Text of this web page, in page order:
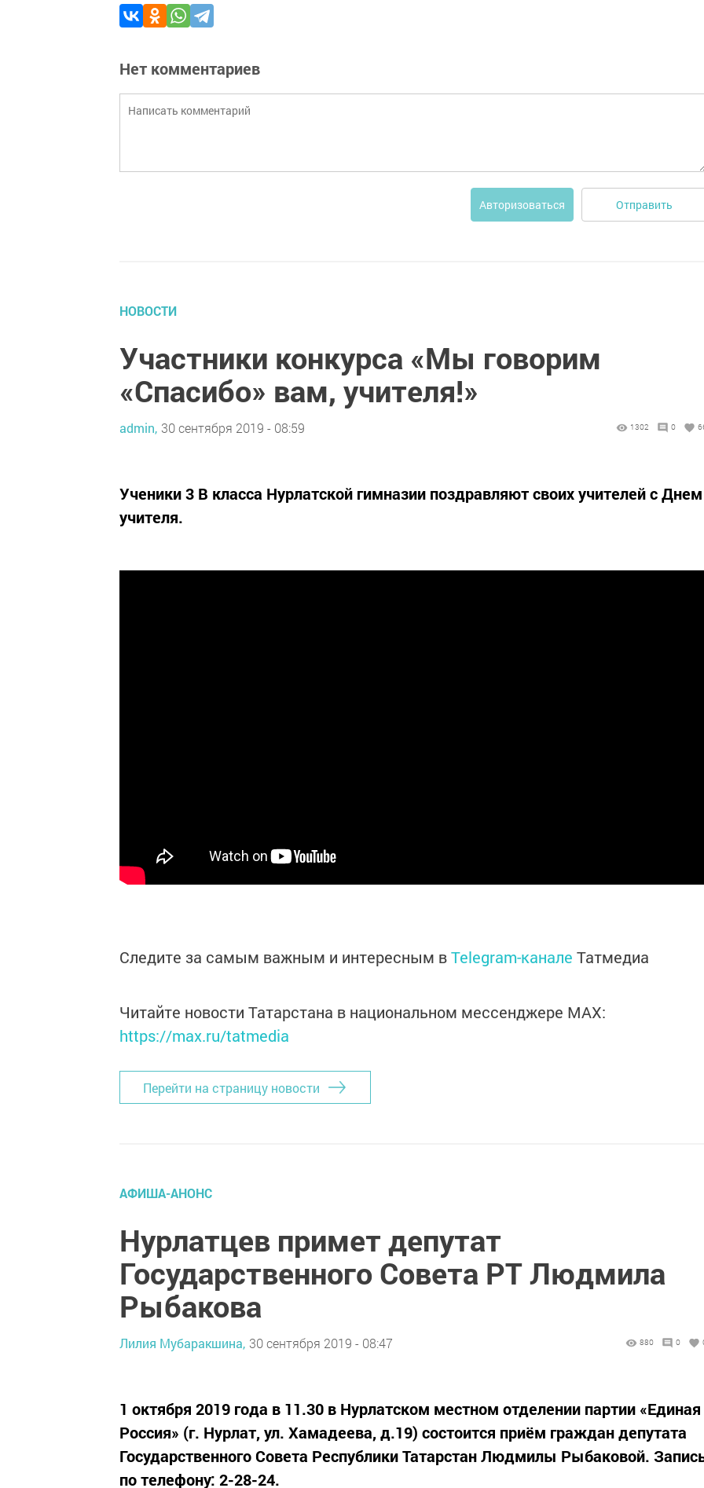
Нет комментариев
Авторизоваться Отправить
НОВОСТИ
Участники конкурса «Мы говорим
«Спасибо» вам, учителя!»
admin, 30 сентября 2019 - 08:59 1302 0
Ученики 3 В класса Нурлатской гимназии поздравляют своих учителей с Днем
учителя.
Следите за самым важным и интересным вTelegram-канале Татмедиа
Читайте новости Татарстана в национальном мессенджере MАХ:
https://max.ru/tatmedia
Перейти на страницу новости
АФИША-АНОНС
Нурлатцев примет депутат
Государственного Совета РТ Людмила
Рыбакова
Лилия Мубаракшина, 30 сентября 2019 - 08:47 880 0
1 октября 2019 года в 11.30 в Нурлатском местном отделении партии «Единая
Россия» (г. Нурлат, ул. Хамадеева, д.19) состоится приём граждан депутата
Государственного Совета Республики Татарстан Людмилы Рыбаковой.
по телефону: 2-28-24.